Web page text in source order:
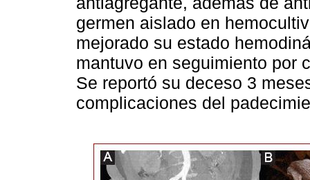
germen aislado en
mejorado su estado
mantuvo en seguimiento por
Se reportó su deceso 3
complicaciones del